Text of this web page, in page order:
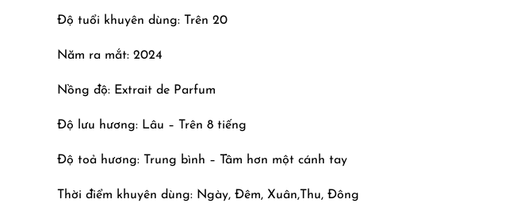
Độ tuổi khuyên dùng: Trên 20
Năm ra mắt: 2024
Nồng độ: Extrait de Parfum
Độ lưu hương: Lâu – Trên 8 tiếng
Độ toả hương: Trung bình – Tầm hơn một cánh tay
Thời điểm khuyên dùng: Ngày, Đêm, Xuân,Thu, Đông